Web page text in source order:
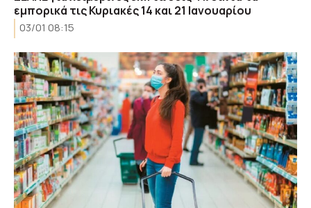
εμπορικά τις Κυριακές 14 και 21 Ιανουαρίου
03/01 08:15